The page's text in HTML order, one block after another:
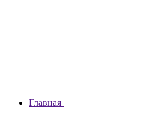
Главная